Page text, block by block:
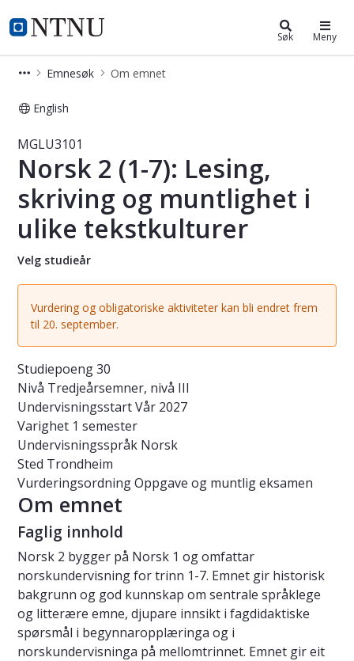
NTNU Hjemmeside
Studier Søk Meny
Emnesøk Om emnet
English
Emne - Norsk 2 (1-7): Lesing,
MGLU3101
Norsk 2 (1-7): Lesing,
skriving og muntlighet i
ulike tekstkulturer
Velg studieår
Vurdering og obligatoriske aktiviteter kan bli endret frem
til 20. september.
Studiepoeng30
Nivå Tredjeårsemner, nivå III
UndervisningsstartVår 2027
Varighet 1 semester
Undervisningsspråk Norsk
Sted Trondheim
VurderingsordningOppgave og muntlig eksamen
Om emnet
Faglig innhold
Norsk 2 bygger på Norsk 1 og omfattar
norskundervisning for trinn 1-7. Emnet gir historisk
bakgrunn og god kunnskap om sentrale språklege
og litterære emne, djupare innsikt i fagdidaktiske
spørsmål i begynnaropplæringa og i
norskundervisninga på mellomtrinnet. Emnet gir eit